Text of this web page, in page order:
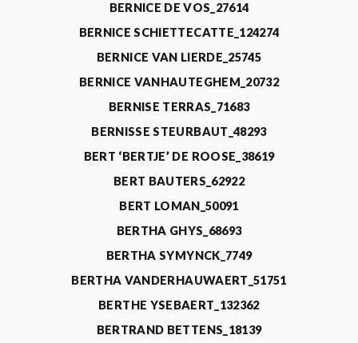
BERNICE DE VOS_27614
BERNICE SCHIETTECATTE_124274
BERNICE VAN LIERDE_25745
BERNICE VANHAUTEGHEM_20732
BERNISE TERRAS_71683
BERNISSE STEURBAUT_48293
BERT ‘BERTJE’ DE ROOSE_38619
BERT BAUTERS_62922
BERT LOMAN_50091
BERTHA GHYS_68693
BERTHA SYMYNCK_7749
BERTHA VANDERHAUWAERT_51751
BERTHE YSEBAERT_132362
BERTRAND BETTENS_18139